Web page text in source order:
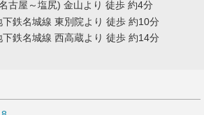
古屋～塩尻) 金山より 徒歩 約4分
鉄名城線 東別院より 徒歩 約10分
鉄名城線 西高蔵より 徒歩 約14分